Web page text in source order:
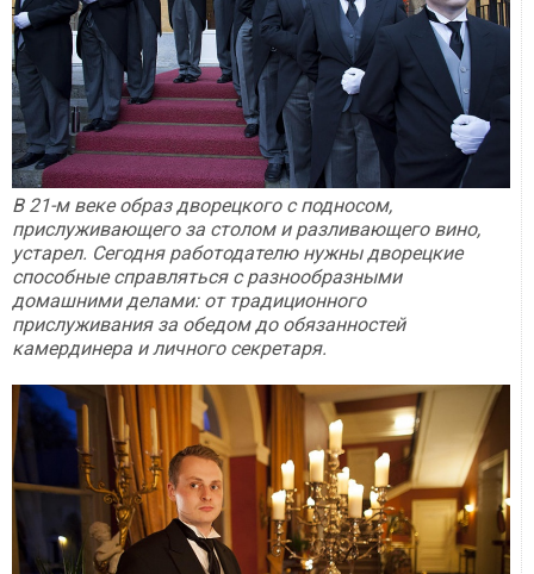
В 21-м веке образ дворецкого с подносом,
прислуживающего за столом и разливающего вино,
устарел. Сегодня работодателю нужны дворецкие
способные справляться с разнообразными
домашними делами: от традиционного
прислуживания за обедом до обязанностей
камердинера и личного секретаря.